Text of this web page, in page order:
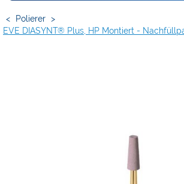
< Polierer >
EVE DIASYNT® Plus, HP Montiert -